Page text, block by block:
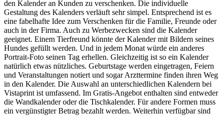
den Kalender an Kunden zu verschenken. Die individuelle
Gestaltung des Kalenders verläuft sehr simpel. Entsprechend ist es
eine fabelhafte Idee zum Verschenken für die Familie, Freunde oder
auch in der Firma. Auch zu Werbezwecken sind die Kalender
geeignet. Einem Tierfreund könnte der Kalender mit Bildern seines
Hundes gefüllt werden. Und in jedem Monat würde ein anderes
Portrait-Foto seinen Tag erhellen. Gleichzeitig ist so ein Kalender
natürlich etwas nützliches. Geburtstage werden eingetragen, Feiern
und Veranstaltungen notiert und sogar Arzttermine finden ihren Weg
in den Kalender. Die Auswahl an unterschiedlichen Kalendern bei
Vistaprint ist umfassend. Im Gratis-Angebot enthalten sind entweder
die Wandkalender oder die Tischkalender. Für andere Formen muss
ein vergünstigter Betrag bezahlt werden. Weiterhin verfügbar sind